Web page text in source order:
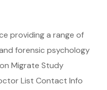
providing a range of
forensic psychology
Migrate Study
List Contact Info